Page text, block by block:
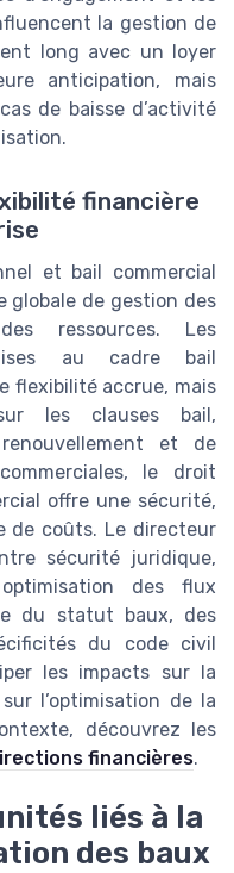
la gestion de
long avec un loyer
anticipation, mais
de baisse d’activité
financière
et bail commercial
globale de gestion des
ressources. Les
au cadre bail
flexibilité accrue, mais
les clauses bail,
et de
le droit
offre une sécurité,
de coûts. Le directeur
sécurité juridique,
des flux
du statut baux, des
du code civil
les impacts sur la
l’optimisation de la
découvrez les
financières.
liés à la
des baux